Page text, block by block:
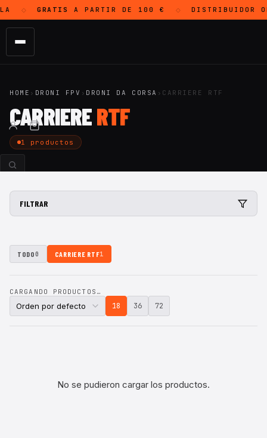
◇ GRATISA PARTIR DE 100 € ◇ DISTRIBUIDOR
HOME › DRONI FPV › DRONI DA CORSA › CARRIERE RTF
CARRIERERTF
1 productos
FILTRAR
TODO0 CARRIERE RTF1
CARGANDO PRODUCTOS…
18 36 72
No se pudieron cargar los productos.